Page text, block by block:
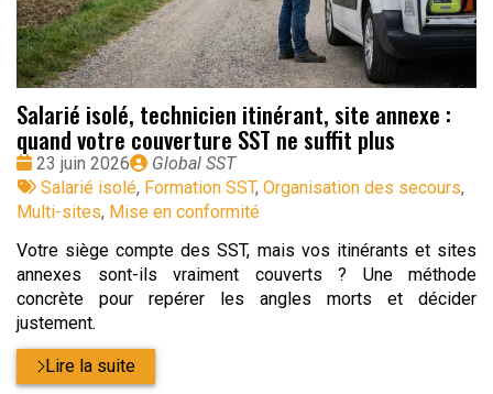
Salarié isolé, technicien itinérant, site annexe :
quand votre couverture SST ne suffit plus
Date
:
23 juin 2026
Publié
par
Global SST
Tags
:
Salarié isolé, Formation SST, Organisation des secours,
Multi-sites, Mise en conformité
Votre siège compte des SST, mais vos itinérants et sites
annexes sont-ils vraiment couverts ? Une méthode
concrète pour repérer les angles morts et décider
justement.
Lire la suite